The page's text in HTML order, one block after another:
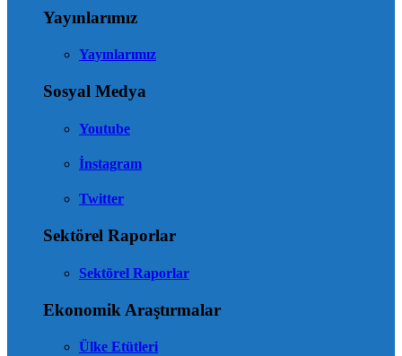
Yayınlarımız
Yayınlarımız
Sosyal Medya
Youtube
İnstagram
Twitter
Sektörel Raporlar
Sektörel Raporlar
Ekonomik Araştırmalar
Ülke Etütleri